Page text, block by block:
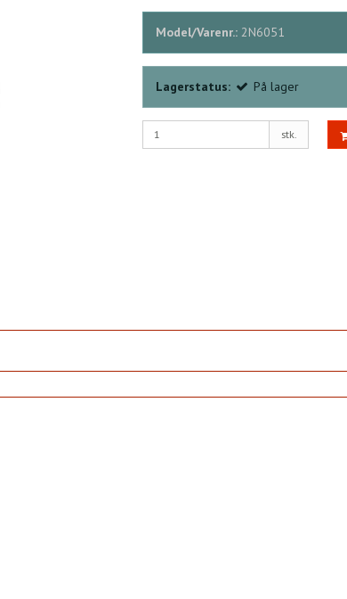
Model/Varenr.: 2N6051
Lagerstatus: På lager
stk.